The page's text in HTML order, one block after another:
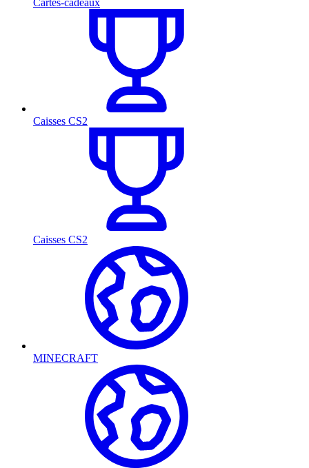
Cartes-cadeaux
Caisses CS2
Caisses CS2
MINECRAFT